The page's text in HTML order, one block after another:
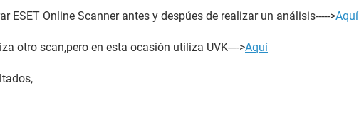
ESET Online Scanner antes y despúes de realizar un análisis----->Aquí
otro scan,pero en esta ocasión utiliza UVK---->Aquí